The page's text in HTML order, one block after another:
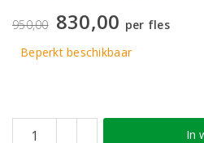
950,00 830,00 per fles
Beperkt beschikbaar
In